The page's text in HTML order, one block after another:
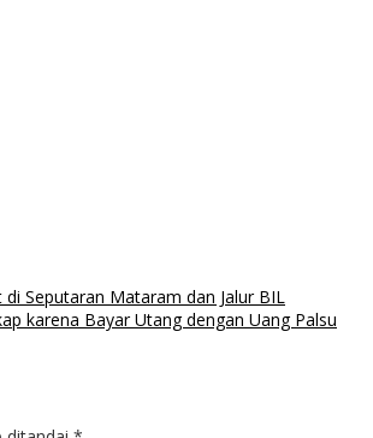
Seputaran Mataram dan Jalur BIL
karena Bayar Utang dengan Uang Palsu